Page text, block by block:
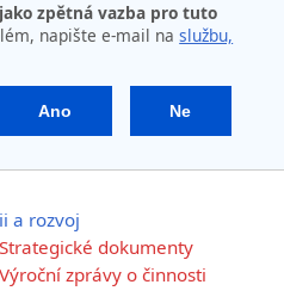
zpětná vazba pro tuto
napište e-mail naslužbu,
Ano Ne
a rozvoj
dokumenty
zprávy o činnosti